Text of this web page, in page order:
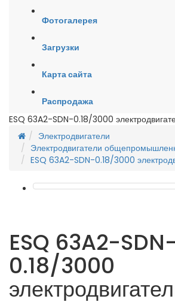
Фотогалерея
Загрузки
Карта сайта
Распродажа
ESQ 63A2-SDN-0.18/3000
Электродвигатели
Электродвигатели
ESQ 63A2-SDN-0.18/3000
ESQ 63A2-SDN-
0.18/3000